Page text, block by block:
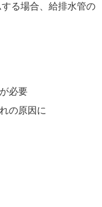
る場合、給排水管の
必要
の原因に